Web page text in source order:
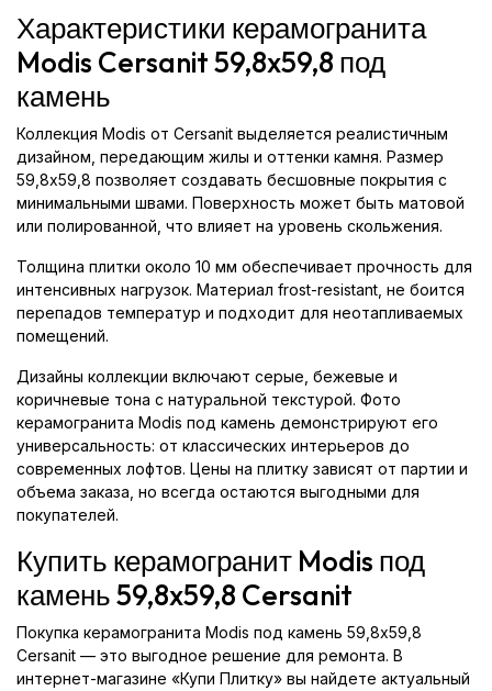
Характеристики керамогранита
Modis Cersanit 59,8x59,8 под
камень
Коллекция Modis от Cersanit выделяется реалистичным
дизайном, передающим жилы и оттенки камня. Размер
59,8x59,8 позволяет создавать бесшовные покрытия с
минимальными швами. Поверхность может быть матовой
или полированной, что влияет на уровень скольжения.
Толщина плитки около 10 мм обеспечивает прочность для
интенсивных нагрузок. Материал frost-resistant, не боится
перепадов температур и подходит для неотапливаемых
помещений.
Дизайны коллекции включают серые, бежевые и
коричневые тона с натуральной текстурой. Фото
керамогранита Modis под камень демонстрируют его
универсальность: от классических интерьеров до
современных лофтов. Цены на плитку зависят от партии и
объема заказа, но всегда остаются выгодными для
покупателей.
Купить керамогранит Modis под
камень 59,8x59,8 Cersanit
Покупка керамогранита Modis под камень 59,8x59,8
Cersanit — это выгодное решение для ремонта. В
интернет-магазине «Купи Плитку» вы найдете актуальный